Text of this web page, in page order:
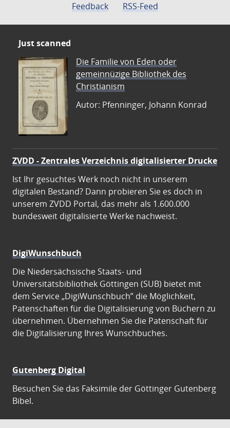
Feedback
RSS-Feed
Just scanned
Die Familie von Eden oder
gemeinnüzige Bibliothek des
Christianism
Autor: Pfenninger, Johann Konrad
ZVDD - Zentrales Verzeichnis digitalisierter Drucke
Ist Ihr gesuchtes Werk noch nicht in unserem
digitalen Bestand? Dann probieren Sie es doch in
unserem ZVDD Portal, das mehr als 1.600.000
bundesweit digitalisierte Werke nachweist.
DigiWunschbuch
Die Niedersächsische Staats- und
Universitätsbibliothek Göttingen (SUB) bietet mit
dem Service „DigiWunschbuch” die Möglichkeit,
Patenschaften für die Digitalisierung von Büchern zu
übernehmen. Übernehmen Sie die Patenschaft für
die Digitalisierung Ihres Wunschbuches.
Gutenberg Digital
Besuchen Sie das Faksimile der Göttinger Gutenberg
Bibel.